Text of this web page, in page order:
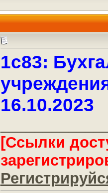
1c83:
16.10.2023
[Ссылки